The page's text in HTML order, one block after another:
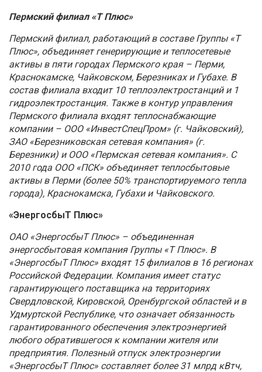
Пермский филиал «Т Плюс»
Пермский филиал, работающий в составе Группы «Т
Плюс», объединяет генерирующие и теплосетевые
активы в пяти городах Пермского края – Перми,
Краснокамске, Чайковском, Березниках и Губахе. В
состав филиала входит 10 теплоэлектростанций и 1
гидроэлектростанция. Также в контур управления
Пермского филиала входят теплоснабжающие
компании – ООО «ИнвестСпецПром» (г. Чайковский),
ЗАО «Березниковская сетевая компания» (г.
Березники) и ООО «Пермская сетевая компания». С
2010 года ООО «ПСК» объединяет теплосбытовые
активы в Перми (более 50% транспортируемого тепла
города), Краснокамска, Губахи и Чайковского.
«ЭнергосбыТ Плюс»
ОАО «ЭнергосбыТ Плюс» – объединенная
энергосбытовая компания Группы «Т Плюс». В
«ЭнергосбыТ Плюс» входят 15 филиалов в 16 регионах
Российской Федерации. Компания имеет статус
гарантирующего поставщика на территориях
Свердловской, Кировской, Оренбургской областей и в
Удмуртской Республике, что означает обязанность
гарантированного обеспечения электроэнергией
любого обратившегося к компании жителя или
предприятия. Полезный отпуск электроэнергии
«ЭнергосбыТ Плюс» составляет более 31 млрд кВтч,